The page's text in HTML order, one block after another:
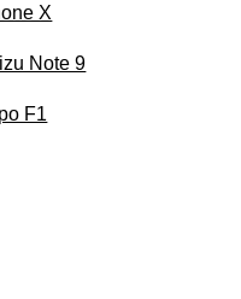
X
Note 9
F1